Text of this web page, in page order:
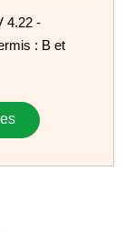
4.22 -
: B et